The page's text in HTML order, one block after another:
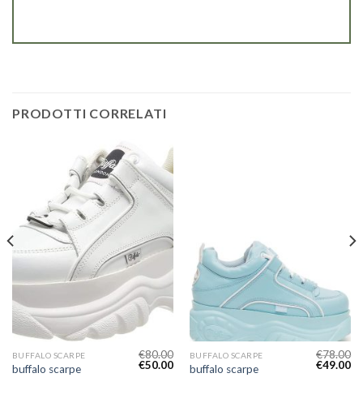
PRODOTTI CORRELATI
BUFFALO SCARPE
buffalo scarpe
€80.00
€50.00
BUFFALO SCARPE
buffalo scarpe
€78.00
€49.00